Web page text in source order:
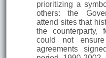
prioritizing a
others: the
attend sites that
the counterparty,
could not
agreements